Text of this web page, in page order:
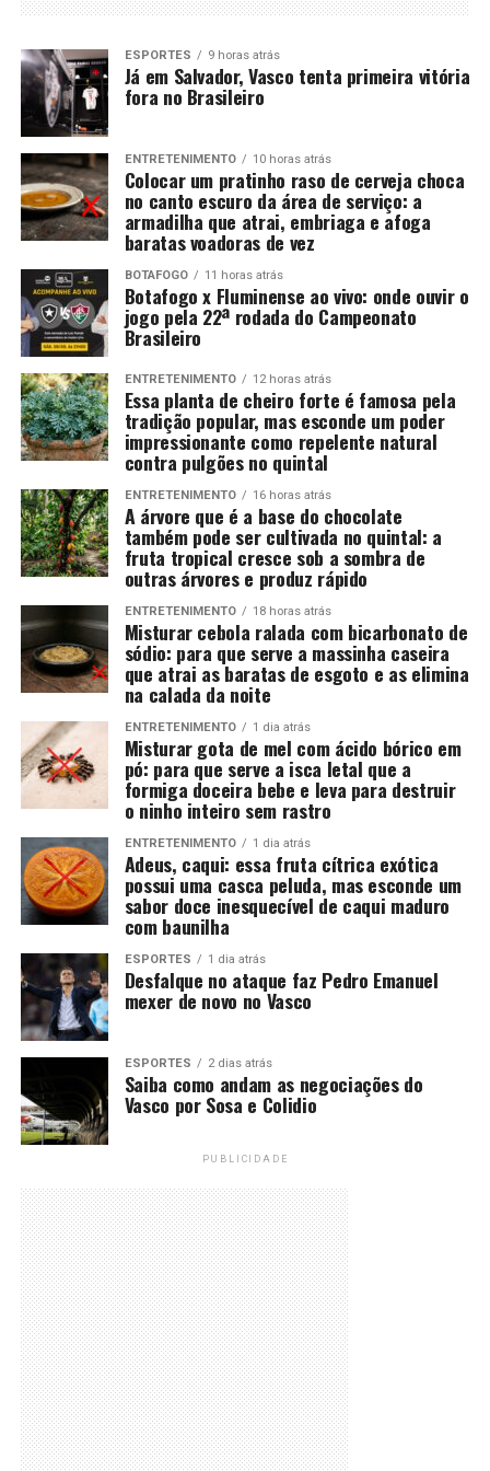
ESPORTES 9 horas atrás
Já em Salvador, Vasco tenta primeira vitória
fora no Brasileiro
ENTRETENIMENTO 10 horas atrás
Colocar um pratinho raso de cerveja choca
no canto escuro da área de serviço: a
armadilha que atrai, embriaga e afoga
baratas voadoras de vez
BOTAFOGO 11 horas atrás
Botafogo x Fluminense ao vivo: onde ouvir o
jogo pela 22ª rodada do Campeonato
Brasileiro
ENTRETENIMENTO 12 horas atrás
Essa planta de cheiro forte é famosa pela
tradição popular, mas esconde um poder
impressionante como repelente natural
contra pulgões no quintal
ENTRETENIMENTO 16 horas atrás
A árvore que é a base do chocolate
também pode ser cultivada no quintal: a
fruta tropical cresce sob a sombra de
outras árvores e produz rápido
ENTRETENIMENTO 18 horas atrás
Misturar cebola ralada com bicarbonato de
sódio: para que serve a massinha caseira
que atrai as baratas de esgoto e as elimina
na calada da noite
ENTRETENIMENTO 1 dia atrás
Misturar gota de mel com ácido bórico em
pó: para que serve a isca letal que a
formiga doceira bebe e leva para destruir
o ninho inteiro sem rastro
ENTRETENIMENTO 1 dia atrás
Adeus, caqui: essa fruta cítrica exótica
possui uma casca peluda, mas esconde um
sabor doce inesquecível de caqui maduro
com baunilha
ESPORTES 1 dia atrás
Desfalque no ataque faz Pedro Emanuel
mexer de novo no Vasco
ESPORTES 2 dias atrás
Saiba como andam as negociações do
Vasco por Sosa e Colidio
PUBLICIDADE